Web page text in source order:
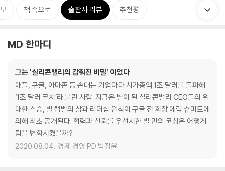
책 속으로 출판사 리뷰 추천평
MD 한마디
그는 '실리콘밸리의 감춰진 비밀' 이었다
애플, 구글, 아마존 등 손대는 기업마다 시가총액 1조 달러를 돌파해
‘1조 달러 코치’라 불린 사람. 지금은 별이 된 실리콘밸리 CEO들의 위
대한 스승, 빌 캠벨의 삶과 리더십 원칙이 구글 전 회장 에릭 슈미트에
의해 최초 공개된다. 협력과 신뢰를 우선시한 빌 만의 코칭은 어떻게
팀을 변화시켰을까?
2020.08.04. 경제 경영 PD 박정윤